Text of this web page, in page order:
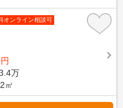
オンライン相談可
万
㎡